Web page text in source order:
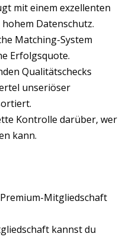
mit einem exzellenten
Datenschutz.
Matching-System
Erfolgsquote.
Qualitätschecks
unseriöser
Kontrolle darüber, wer
kann.
Mitgliedschaft
kannst du